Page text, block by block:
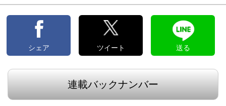
シェア ツイート 送る
連載バックナンバー